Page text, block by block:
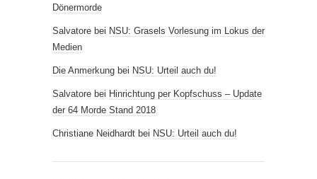
Dönermorde
Salvatore bei NSU: Grasels Vorlesung im Lokus der
Medien
Die Anmerkung bei NSU: Urteil auch du!
Salvatore bei Hinrichtung per Kopfschuss – Update
der 64 Morde Stand 2018
Christiane Neidhardt bei NSU: Urteil auch du!